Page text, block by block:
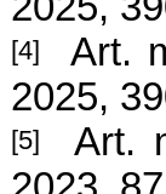
[4]
Art.
2025,
[5]
Art.